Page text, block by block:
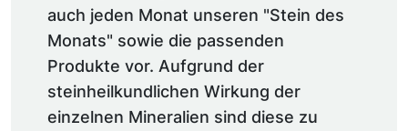
auch jeden Monat unseren "Stein des
Monats" sowie die passenden
Produkte vor. Aufgrund der
steinheilkundlichen Wirkung der
einzelnen Mineralien sind diese zu